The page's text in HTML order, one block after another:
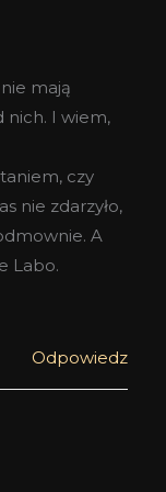
mają
nich. I wiem,
czy
nie zdarzyło,
A
Labo.
Odpowiedz